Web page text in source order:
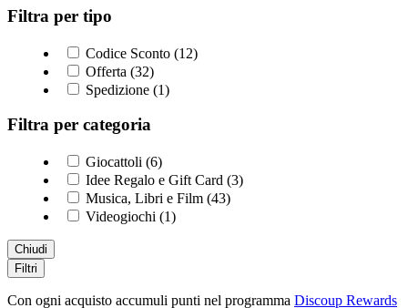
Filtra per tipo
Codice Sconto (12)
Offerta (32)
Spedizione (1)
Filtra per categoria
Giocattoli (6)
Idee Regalo e Gift Card (3)
Musica, Libri e Film (43)
Videogiochi (1)
Chiudi
Filtri
Con ogni acquisto accumuli punti nel programma Discoup Rewards